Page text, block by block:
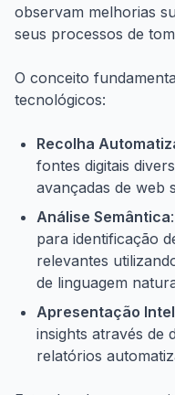
observam melhorias
seus processos de
O conceito
tecnológicos:
Recolha
fontes digitais
avançadas de web
Análise Semântica
para identificação
relevantes
de linguagem
Apresentação
insights através de
relatórios